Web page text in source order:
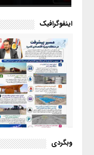
اینفوگرافیک
وبگردی